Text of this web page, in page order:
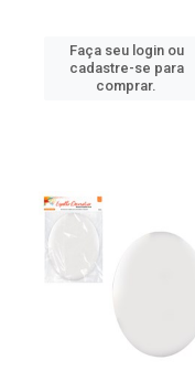
Faça seu login ou
cadastre-se para
comprar.